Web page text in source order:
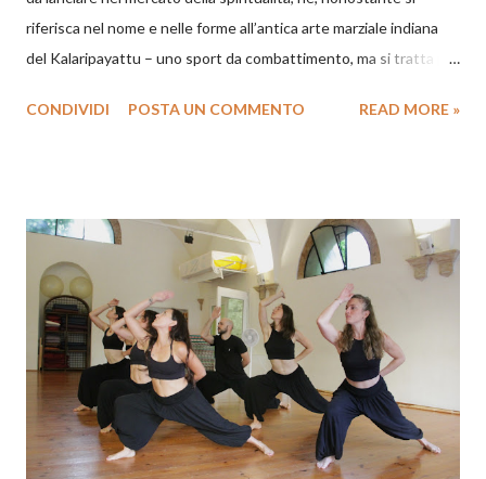
riferisca nel nome e nelle forme all’antica arte marziale indiana
del Kalaripayattu – uno sport da combattimento, ma si tratta per
origini dello Yoga; un percorso intrapreso insieme a Laura Nalin e
l’esistenza di uno Yoga unico. L’insorgere di tale dubbio è
un’esperienza comune a molti praticanti “anziani”:
improvvisamente alcuni degli insegnamenti ritenuti “tradizionali”
e al di sopra di ogni possibile discussione – come quello degli
yama e dei niyama, i dieci principi etici di Patañjali – cominciano a
stridere con ciò che si sperimenta e con ciò che si legge, nei
testi classici dello Haṭhayoga, come Gorakṣa Saṃhitā, Gheraṇḍa
CONDIVIDI POSTA UN COMMENTO READ MORE »